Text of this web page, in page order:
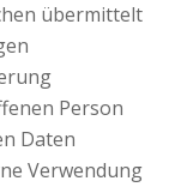
übermittelt
Person
Daten
Verwendung